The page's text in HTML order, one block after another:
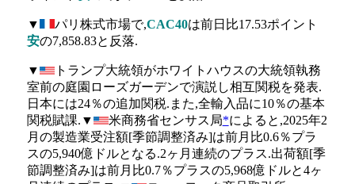
▼ パリ株式市場で,CAC40は前日比17.53ポイント
安の7,858.83と反落.
▼
トランプ大統領がホワイトハウスの大統領執務
室前の庭園ローズガーデンで演説し相互関税を発表.
日本には24％の追加関税.また,全輸入品に10％の基本
関税賦課.▼
米商務省センサス局*によると,2025年2
月の製造業受注額[季節調整済み]は前月比0.6％プラ
スの5,940億ドルとなる.2ヶ月連続のプラス.出荷額[季
節調整済み]は前月比0.7％プラスの5,968億ドルと4ヶ